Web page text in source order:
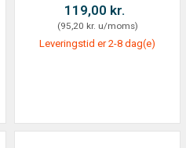
119,00 kr.
(95,20 kr. u/moms)
Leveringstid er 2-8 dag(e)